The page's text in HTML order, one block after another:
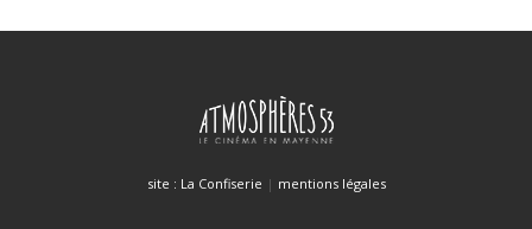
site : La Confiserie | mentions légales